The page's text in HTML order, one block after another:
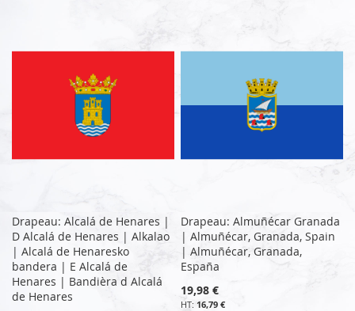
Drapeau: Alcalá de Henares |
D Alcalá de Henares | Alkalao
| Alcalá de Henaresko
bandera | E Alcalá de
Henares | Bandièra d Alcalá
de Henares
Drapeau: Almuñécar Granada
| Almuñécar, Granada, Spain
| Almuñécar, Granada,
España
19,98 €
16,79 €